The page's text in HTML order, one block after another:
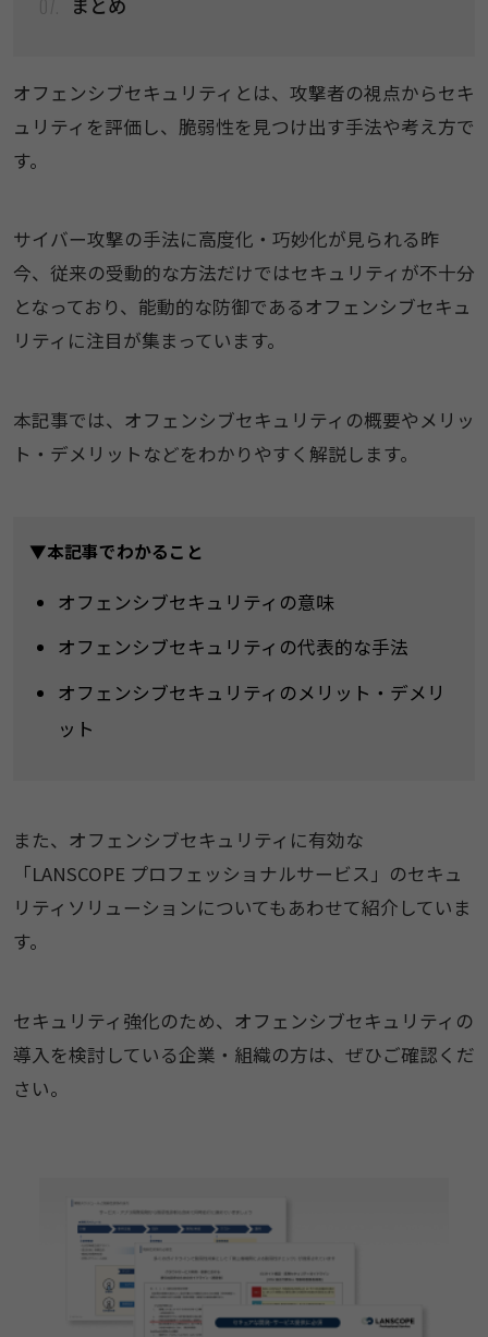
まとめ
オフェンシブセキュリティとは、攻撃者の視点からセキ
ュリティを評価し、脆弱性を見つけ出す手法や考え方で
す。
サイバー攻撃の手法に高度化・巧妙化が見られる昨
今、従来の受動的な方法だけではセキュリティが不十分
となっており、能動的な防御であるオフェンシブセキュ
リティに注目が集まっています。
本記事では、オフェンシブセキュリティの概要やメリッ
ト・デメリットなどをわかりやすく解説します。
▼本記事でわかること
オフェンシブセキュリティの意味
オフェンシブセキュリティの代表的な手法
オフェンシブセキュリティのメリット・デメリ
ット
また、オフェンシブセキュリティに有効な
「LANSCOPE プロフェッショナルサービス」のセキュ
リティソリューションについてもあわせて紹介していま
す。
セキュリティ強化のため、オフェンシブセキュリティの
導入を検討している企業・組織の方は、ぜひご確認くだ
さい。